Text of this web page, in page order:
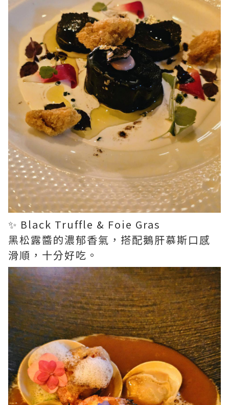
✨ Black Truffle & Foie Gras
黑松露醬的濃郁香氣，搭配鵝肝慕斯口感
滑順，十分好吃。